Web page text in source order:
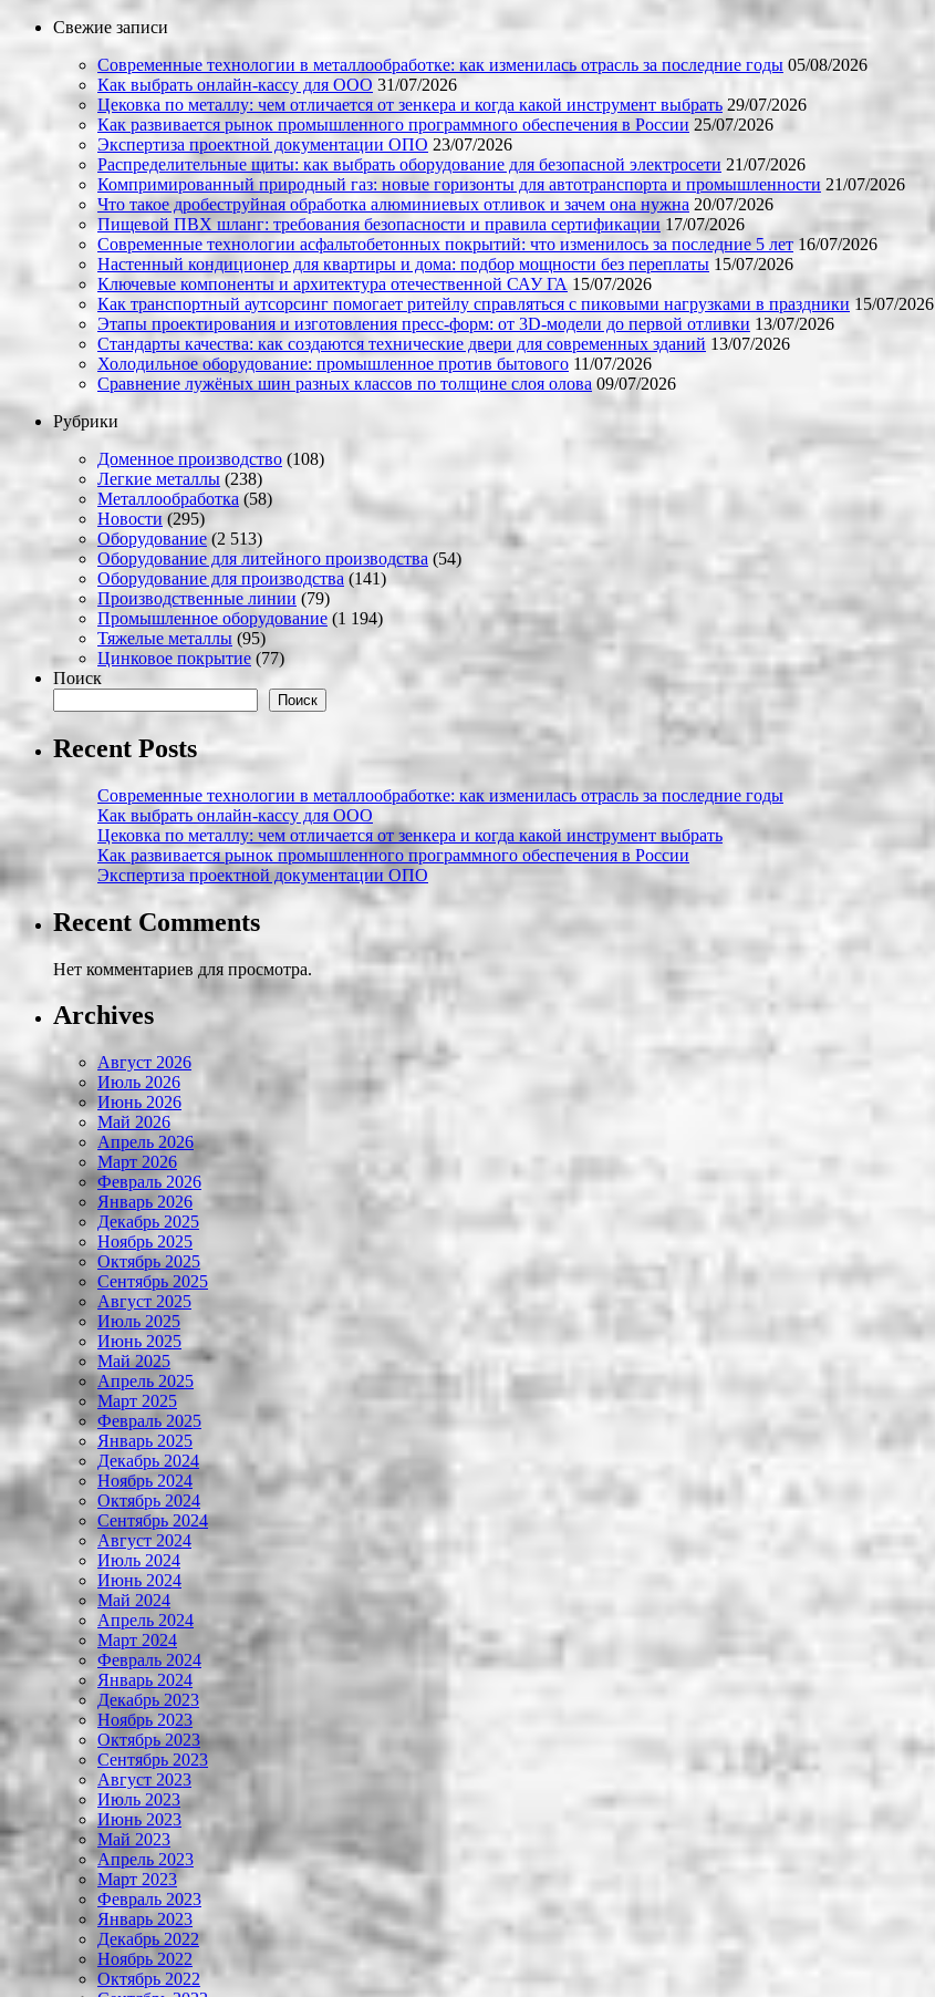
Свежие записи
Современные технологии в металлообработке: как изменилась отрасль за последние годы 05/08/2026
Как выбрать онлайн-кассу для ООО 31/07/2026
Цековка по металлу: чем отличается от зенкера и когда какой инструмент выбрать 29/07/2026
Как развивается рынок промышленного программного обеспечения в России 25/07/2026
Экспертиза проектной документации ОПО 23/07/2026
Распределительные щиты: как выбрать оборудование для безопасной электросети 21/07/2026
Компримированный природный газ: новые горизонты для автотранспорта и промышленности 21/07/2026
Что такое дробеструйная обработка алюминиевых отливок и зачем она нужна 20/07/2026
Пищевой ПВХ шланг: требования безопасности и правила сертификации 17/07/2026
Современные технологии асфальтобетонных покрытий: что изменилось за последние 5 лет 16/07/2026
Настенный кондиционер для квартиры и дома: подбор мощности без переплаты 15/07/2026
Ключевые компоненты и архитектура отечественной САУ ГА 15/07/2026
Как транспортный аутсорсинг помогает ритейлу справляться с пиковыми нагрузками в праздники 15/07/2026
Этапы проектирования и изготовления пресс-форм: от 3D-модели до первой отливки 13/07/2026
Стандарты качества: как создаются технические двери для современных зданий 13/07/2026
Холодильное оборудование: промышленное против бытового 11/07/2026
Сравнение лужёных шин разных классов по толщине слоя олова 09/07/2026
Рубрики
Доменное производство (108)
Легкие металлы (238)
Металлообработка(58)
Новости (295)
Оборудование (2 513)
Оборудование для литейного производства (54)
Оборудование для производства (141)
Производственные линии (79)
Промышленное оборудование (1 194)
Тяжелые металлы (95)
Цинковое покрытие (77)
Поиск
Поиск
Recent Posts
Современные технологии в металлообработке: как изменилась отрасль за последние годы
Как выбрать онлайн-кассу для ООО
Цековка по металлу: чем отличается от зенкера и когда какой инструмент выбрать
Как развивается рынок промышленного программного обеспечения в России
Экспертиза проектной документации ОПО
Recent Comments
Нет комментариев для просмотра.
Archives
Август 2026
Июль 2026
Июнь 2026
Май 2026
Апрель 2026
Март 2026
Февраль 2026
Январь 2026
Декабрь 2025
Ноябрь 2025
Октябрь 2025
Сентябрь 2025
Август 2025
Июль 2025
Июнь 2025
Май 2025
Апрель 2025
Март 2025
Февраль 2025
Январь 2025
Декабрь 2024
Ноябрь 2024
Октябрь 2024
Сентябрь 2024
Август 2024
Июль 2024
Июнь 2024
Май 2024
Апрель 2024
Март 2024
Февраль 2024
Январь 2024
Декабрь 2023
Ноябрь 2023
Октябрь 2023
Сентябрь 2023
Август 2023
Июль 2023
Июнь 2023
Май 2023
Апрель 2023
Март 2023
Февраль 2023
Январь 2023
Декабрь 2022
Ноябрь 2022
Октябрь 2022